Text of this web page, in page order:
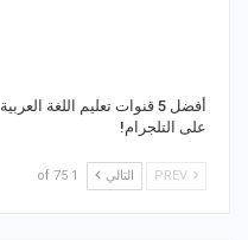
أفضل 5 قنوات تعليم اللغة العربية
على التلجرام!
التالي 1 of 75